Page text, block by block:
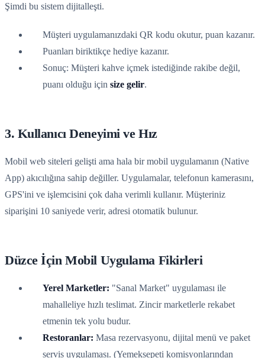
Şimdi bu sistem dijitalleşti.
Müşteri uygulamanızdaki QR kodu okutur, puan kazanır.
Puanları biriktikçe hediye kazanır.
Sonuç: Müşteri kahve içmek istediğinde rakibe değil,
puanı olduğu için size gelir.
3. Kullanıcı Deneyimi ve Hız
Mobil web siteleri gelişti ama hala bir mobil uygulamanın (Native
App) akıcılığına sahip değiller. Uygulamalar, telefonun kamerasını,
GPS'ini ve işlemcisini çok daha verimli kullanır. Müşteriniz
siparişini 10 saniyede verir, adresi otomatik bulunur.
Düzce İçin Mobil Uygulama Fikirleri
Yerel Marketler: "Sanal Market" uygulaması ile
mahalleliye hızlı teslimat. Zincir marketlerle rekabet
etmenin tek yolu budur.
Restoranlar: Masa rezervasyonu, dijital menü ve paket
servis uygulaması. (Yemeksepeti komisyonlarından